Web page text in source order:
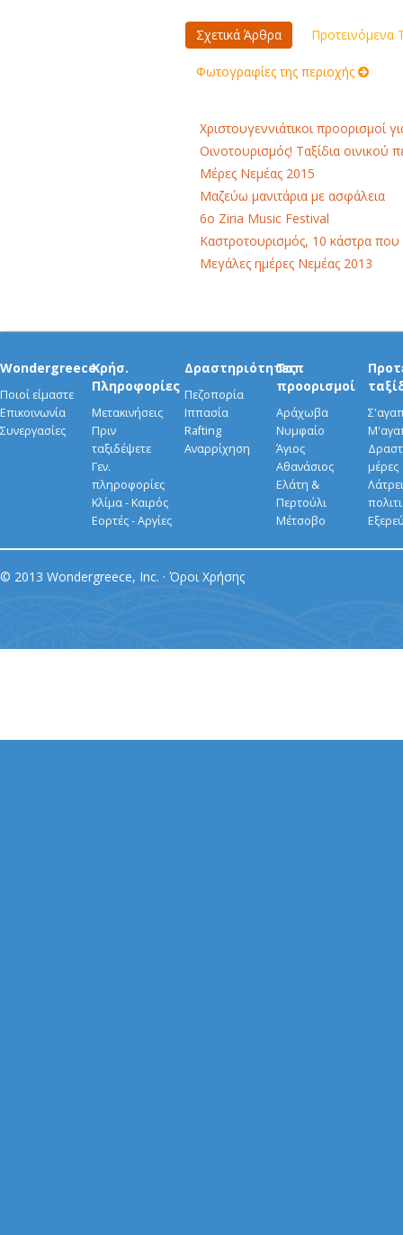
Σχετικά Άρθρα Προτεινόμενα
Φωτογραφίες της περιοχής
Χριστουγεννιάτικοι προορισμοί
Οινοτουρισμός! Ταξίδια οινικού
Μέρες Νεμέας 2015
Μαζεύω μανιτάρια με ασφάλεια
6o Ziria Music Festival
Καστροτουρισμός, 10 κάστρα
Μεγάλες ημέρες Νεμέας 2013
Wondergreece
Ποιοί είμαστε
Επικοινωνία
Συνεργασίες
Χρήσ.
Πληροφορίες
Μετακινήσεις
Πριν
ταξιδέψετε
Γεν.
πληροφορίες
Κλίμα - Καιρός
Εορτές - Αργίες
Δραστηριότητες
Πεζοπορία
Ιππασία
Rafting
Αναρρίχηση
Τοπ
προορισμοί
Αράχωβα
Νυμφαίο
Άγιος
Αθανάσιος
Ελάτη &
Περτούλι
Μέτσοβο
μέρες
© 2013 Wondergreece, Inc. · Όροι Χρήσης